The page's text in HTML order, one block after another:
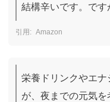
結構辛いです。です
Amazon
栄養ドリンクやエ
が、夜までの元気